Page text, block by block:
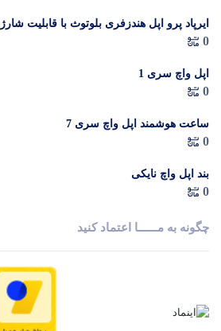
ایرپاد پرو اپل هندزفری بلوتوث با قابلیت
0
اپل واچ سری 1
0
ساعت هوشمند اپل واچ سری 7
0
بند اپل واچ نایکی
0
چگونه به مــــــا اعتماد کنید